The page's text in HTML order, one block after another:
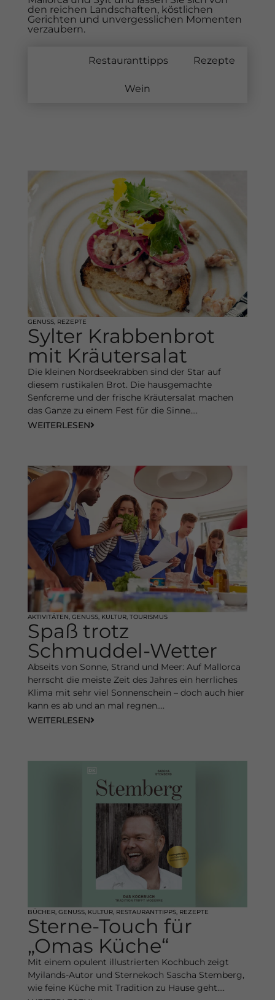
den reichen Landschaften, köstlichen
Gerichten und unvergesslichen Momenten
verzaubern.
Restauranttipps Rezepte
Wein
GENUSS, REZEPTE
Sylter Krabbenbrot
mit Kräutersalat
Die kleinen Nordseekrabben sind der Star auf
diesem rustikalen Brot. Die hausgemachte
Senfcreme und der frische Kräutersalat machen
das Ganze zu einem Fest für die Sinne....
WEITERLESEN
AKTIVITÄTEN, GENUSS, KULTUR, TOURISMUS
Spaß trotz
Schmuddel-Wetter
Abseits von Sonne, Strand und Meer: Auf Mallorca
herrscht die meiste Zeit des Jahres ein herrliches
Klima mit sehr viel Sonnenschein – doch auch hier
kann es ab und an mal regnen....
WEITERLESEN
BÜCHER, GENUSS, KULTUR, RESTAURANTTIPPS, REZEPTE
Sterne-Touch für
„Omas Küche“
Mit einem opulent illustrierten Kochbuch zeigt
Myilands-Autor und Sternekoch Sascha Stemberg,
wie feine Küche mit Tradition zu Hause geht....